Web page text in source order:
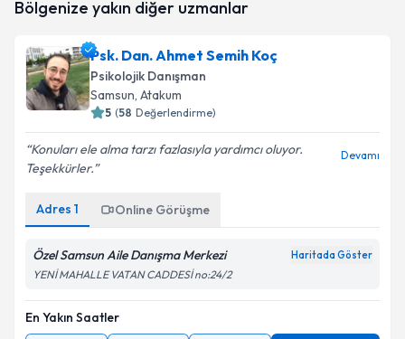
Bölgenize yakın diğer uzmanlar
Psk. Dan. Ahmet Semih Koç
Psikolojik Danışman
Samsun, Atakum
5 (58 Değerlendirme)
Konuları ele alma tarzı fazlasıyla yardımcı oluyor.
Teşekkürler.
Devamı
Adres 1 Online Görüşme
Özel Samsun Aile Danışma Merkezi Haritada Göster
YENİ MAHALLE VATAN CADDESİ no:24/2
En Yakın Saatler